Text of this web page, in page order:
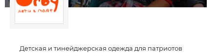
Детская и тинейджерская одежда для патриотов